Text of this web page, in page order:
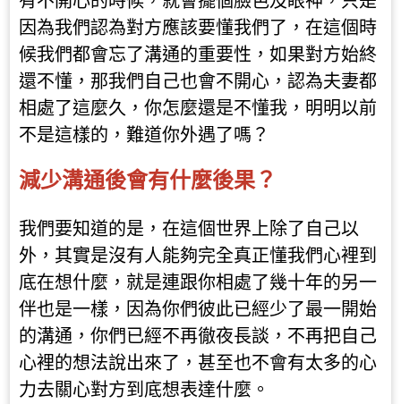
因為我們認為對方應該要懂我們了，在這個時
候我們都會忘了溝通的重要性，如果對方始終
還不懂，那我們自己也會不開心，認為夫妻都
相處了這麼久，你怎麼還是不懂我，明明以前
不是這樣的，難道你外遇了嗎？
減少溝通後會有什麼後果？
我們要知道的是，在這個世界上除了自己以
外，其實是沒有人能夠完全真正懂我們心裡到
底在想什麼，就是連跟你相處了幾十年的另一
伴也是一樣，因為你們彼此已經少了最一開始
的溝通，你們已經不再徹夜長談，不再把自己
心裡的想法說出來了，甚至也不會有太多的心
力去關心對方到底想表達什麼。